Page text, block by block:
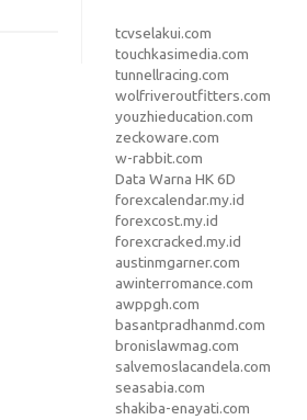
tcvselakui.com
touchkasimedia.com
tunnellracing.com
wolfriveroutfitters.com
youzhieducation.com
zeckoware.com
w-rabbit.com
Data Warna HK 6D
forexcalendar.my.id
forexcost.my.id
forexcracked.my.id
austinmgarner.com
awinterromance.com
awppgh.com
basantpradhanmd.com
bronislawmag.com
salvemoslacandela.com
seasabia.com
shakiba-enayati.com